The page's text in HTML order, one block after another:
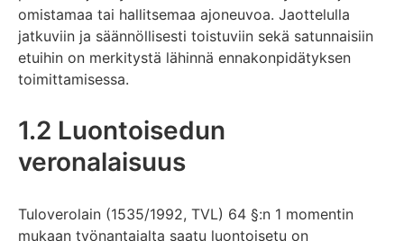
omistamaa tai hallitsemaa ajoneuvoa. Jaottelulla
jatkuviin ja säännöllisesti toistuviin sekä satunnaisiin
etuihin on merkitystä lähinnä ennakonpidätyksen
toimittamisessa.
1.2 Luontoisedun
veronalaisuus
Tuloverolain (1535/1992, TVL) 64 §:n 1 momentin
mukaan työnantajalta saatu luontoisetu on